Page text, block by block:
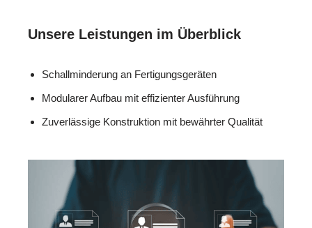
Unsere Leistungen im Überblick
Schallminderung an Fertigungsgeräten
Modularer Aufbau mit effizienter Ausführung
Zuverlässige Konstruktion mit bewährter Qualität